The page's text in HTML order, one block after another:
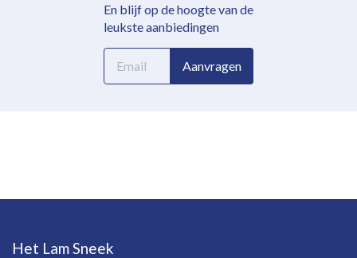
En blijf op de hoogte van de
leukste aanbiedingen
E-
mailadres
Aanvragen
Het Lam Sneek